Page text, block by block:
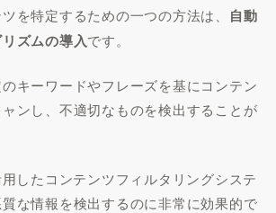
を特定するための一つの方法は、 自動
ズムの導入です。
キーワードやフレーズを基にコンテン
ンし、不適切なものを検出することが
したコンテンツフィルタリングシステ
な情報を検出するのに非常に効果的で